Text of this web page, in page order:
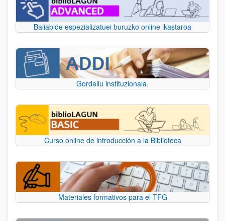
Baliabide espezializatuei buruzko online ikastaroa
Gordailu instituzionala.
Curso online de introducción a la Biblioteca
Materiales formativos para el TFG